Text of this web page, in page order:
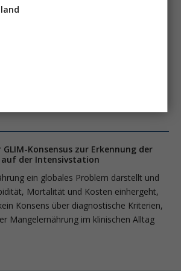
Konsensus zur Erkennung der
der Intensivstation
ein globales Problem darstellt und
Mortalität und Kosten einhergeht,
Konsens über diagnostische Kriterien,
Mangelernährung im klinischen Alltag
Konsensus zur Erkennung der
der Intensivstation
ein globales Problem darstellt und
Mortalität und Kosten einhergeht,
Konsens über diagnostische Kriterien,
Mangelernährung im klinischen Alltag